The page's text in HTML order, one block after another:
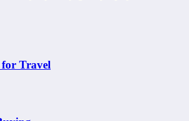
Travel